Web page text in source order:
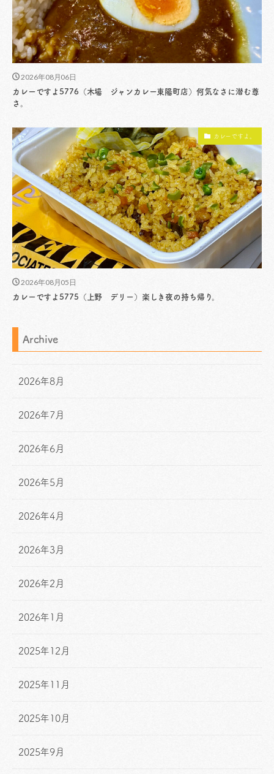
2026年08月06日
カレーですよ5776（木場 ジャンカレー東陽町店）何気なさに潜む尊
さ。
カレーですよ。
2026年08月05日
カレーですよ5775（上野 デリー）楽しき夜の持ち帰り。
Archive
2026年8月
2026年7月
2026年6月
2026年5月
2026年4月
2026年3月
2026年2月
2026年1月
2025年12月
2025年11月
2025年10月
2025年9月